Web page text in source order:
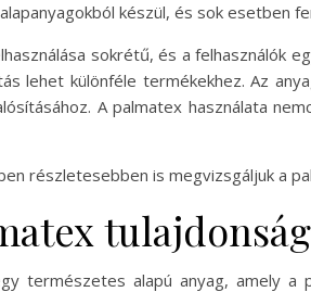
készül, és sok esetben
sokrétű, és a felhasználók
lehet különféle termékekhez. Az
A palmatex használata
részletesebben is megvizsgáljuk a
természetes alapú anyag, amely a